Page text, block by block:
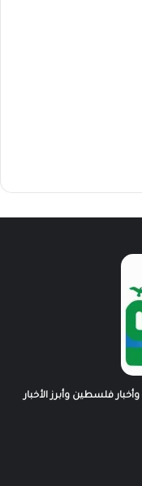
وأخبار فلسطين وأبرز الأخبار